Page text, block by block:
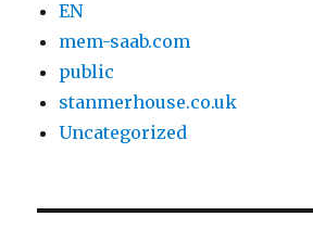
EN
mem-saab.com
public
stanmerhouse.co.uk
Uncategorized